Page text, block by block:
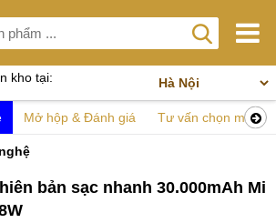
kho tại:
Mở hộp & Đánh giá Tư vấn chọn mua
bản sạc nhanh 30.000mAh Mi